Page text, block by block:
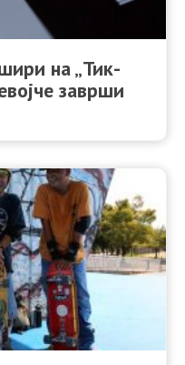
на „Тик-
заврши